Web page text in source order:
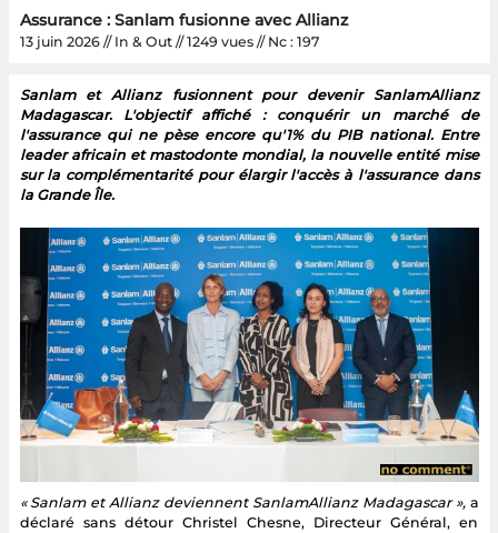
Assurance : Sanlam fusionne avec Allianz
13 juin 2026 // In & Out // 1249 vues // Nc : 197
Sanlam et Allianz fusionnent pour devenir SanlamAllianz
Madagascar. L'objectif affiché : conquérir un marché de
l'assurance qui ne pèse encore qu'1% du PIB national. Entre
leader africain et mastodonte mondial, la nouvelle entité mise
sur la complémentarité pour élargir l'accès à l'assurance dans
la Grande Île.
« Sanlam et Allianz deviennent SanlamAllianz Madagascar »,a
déclaré sans détour Christel Chesne, Directeur Général, en